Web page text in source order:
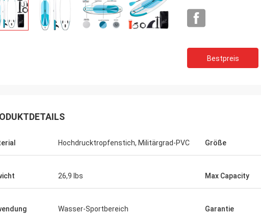
Hat
von
und
Bestpreis
Hochdrucktropfenstich, Militärgrad-PVC Größe
26,9 lbs Max Capacity
Wasser-Sportbereich Garantie